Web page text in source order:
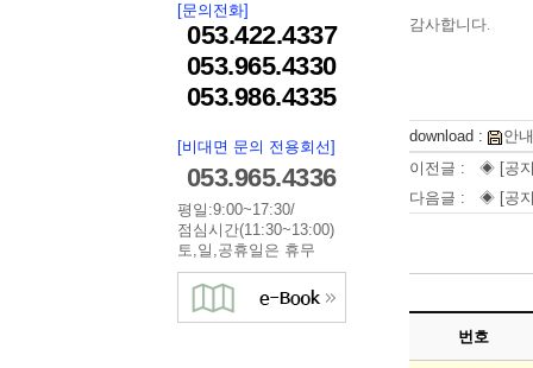
[문의전화]
053.422.4337
053.965.4330
053.986.4335
[비대면 문의 전용회선]
053.965.4336
평일:9:00~17:30/
점심시간(11:30~13:00)
토,일,공휴일은 휴무
감사합니다.
download :
안
이전글 : ◈ [공
다음글 : ◈ [공
번호